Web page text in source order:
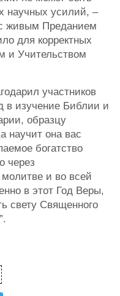
научных усилий, –
живым Преданием
для корректных
и Учительством
участников
в изучение Библии и
образцу
научит она вас
богатство
через
и во всей
в этот Год Веры,
свету Священного